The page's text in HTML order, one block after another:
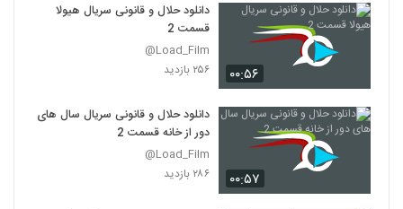
۰۰:۵۶
دانلود حلال و قانونی سریال هیولا
قسمت 2
Load_Film@
۲۵۶ بازدید
۰۰:۵۷
دانلود حلال و قانونی سریال سال های
دور از خانه قسمت 2
Load_Film@
۲۸۶ بازدید